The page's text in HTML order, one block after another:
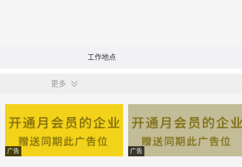
工作地点
更多
广告 广告